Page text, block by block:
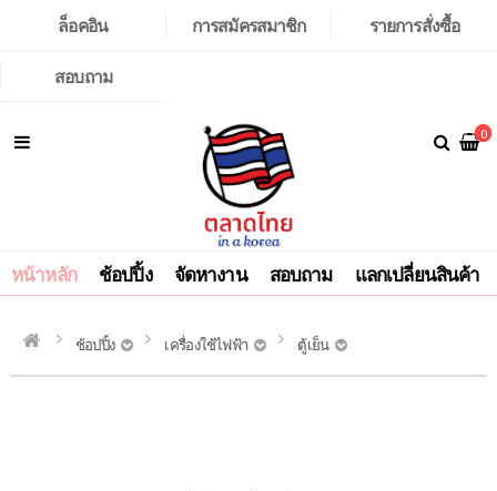
ล็อคอิน การสมัครสมาชิก
รายการสั่งซื้อ
สอบถาม
0
หน้าหลัก ช้อปปิ้ง จัดหางาน สอบถาม แลกเปลี่ยนสินค้า
ช้อปปิ้ง เครื่องใช้ไฟฟ้า ตู้เย็น